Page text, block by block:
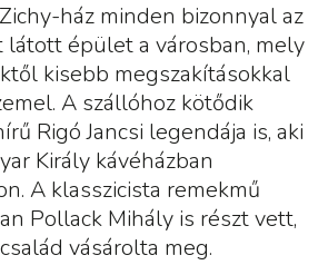
ház minden bizonnyal az
épület a városban, mely
kisebb megszakításokkal
A szállóhoz kötődik
Rigó Jancsi legendája is, aki
Király kávéházban
A klasszicista remekmű
Pollack Mihály is részt vett,
vásárolta meg.